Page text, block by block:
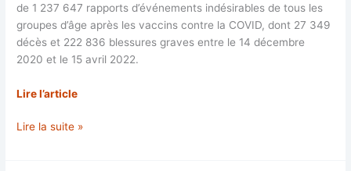
de 1 237 647 rapports d’événements indésirables de tous les
groupes d’âge après les vaccins contre la COVID, dont 27 349
décès et 222 836 blessures graves entre le 14 décembre
2020 et le 15 avril 2022.
Lire l’article
21
Lire la suite »